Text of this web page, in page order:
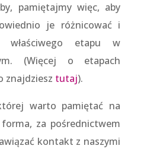
pamiętajmy więc, aby
je różnicować i
właściwego etapu w
(Więcej o etapach
znajdziesz tutaj).
warto pamiętać na
za pośrednictwem
kontakt z naszymi